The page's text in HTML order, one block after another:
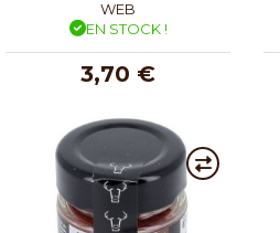
WEB
EN STOCK !
3,70 €